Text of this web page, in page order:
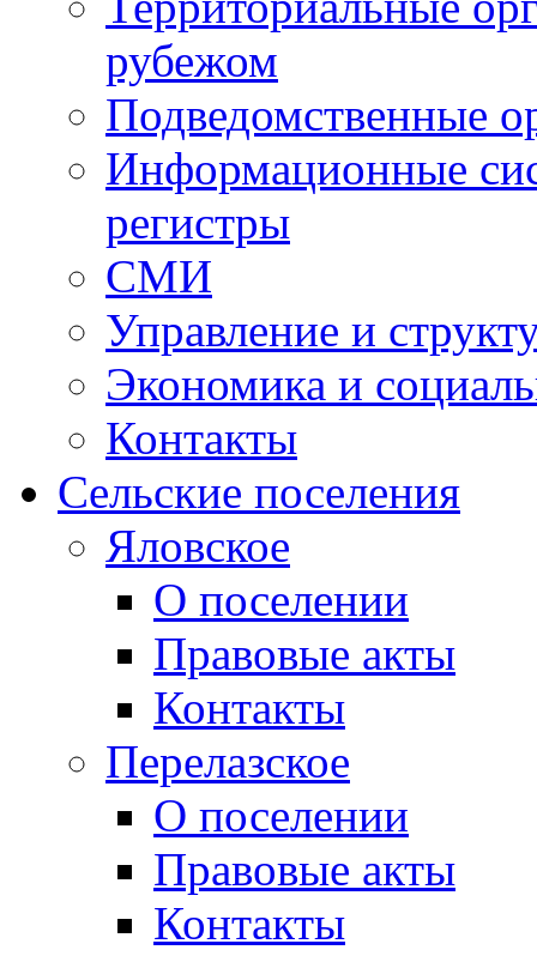
рубежом
Подведомственные
Информационные
регистры
СМИ
Управление и
Экономика и
Контакты
Сельские поселения
Яловское
О поселении
Правовые акты
Контакты
Перелазское
О поселении
Правовые акты
Контакты